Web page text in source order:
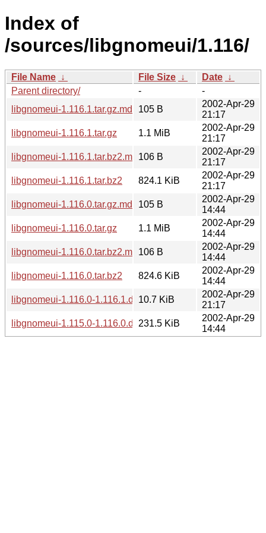
Index of
/sources/libgnomeui/1.116/
File Name ↓ File Size ↓ Date ↓
Parent directory/
-
-
libgnomeui-1.116.1.tar.gz.md5
105 B
2002-Apr-29
21:17
libgnomeui-1.116.1.tar.gz
1.1 MiB
2002-Apr-29
21:17
libgnomeui-1.116.1.tar.bz2.md5106 B
2002-Apr-29
21:17
libgnomeui-1.116.1.tar.bz2
824.1 KiB
2002-Apr-29
21:17
libgnomeui-1.116.0.tar.gz.md5
105 B
2002-Apr-29
14:44
libgnomeui-1.116.0.tar.gz
1.1 MiB
2002-Apr-29
14:44
libgnomeui-1.116.0.tar.bz2.md5106 B
2002-Apr-29
14:44
libgnomeui-1.116.0.tar.bz2
824.6 KiB
2002-Apr-29
14:44
libgnomeui-1.116.0-1.116.1.diff.gz10.7 KiB
2002-Apr-29
21:17
libgnomeui-1.115.0-1.116.0.diff.gz231.5 KiB
2002-Apr-29
14:44